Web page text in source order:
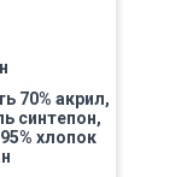
70% акрил,
синтепон,
хлопок